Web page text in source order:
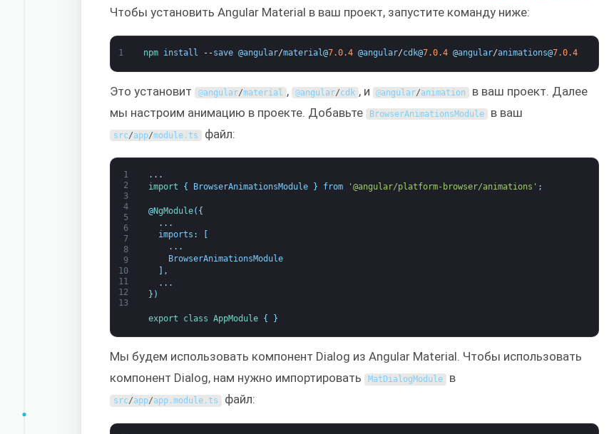
Чтобы установить Angular Material в ваш проект, запустите команду ниже:
1 npm install --save @angular/material@7.0.4 @angular/cdk@7.0.4 @angular/animations@7.0.4
Это установит @angular/material , @angular/cdk , и @angular/animation
в ваш проект. Далее
мы настроим анимацию в проекте. Добавьте BrowserAnimationsModule в ваш
src/app/module .ts файл:
1
2
3
4
5
6
7
8
9
10
11
12
13
. . .
import
{ BrowserAnimationsModule } from '@angular/platform-browser/animations' ;
@NgModule( {
. . .
imports :
. . .
BrowserAnimationsModule
] ,
. . .
} )
export class AppModule { }
Мы будем использовать компонент Dialog из Angular Material. Чтобы использовать
компонент Dialog, нам нужно импортировать MatDialogModule в
src/app/app .module .ts файл: